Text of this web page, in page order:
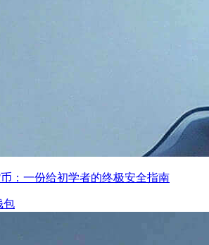
：一份给初学者的终极安全指南
包